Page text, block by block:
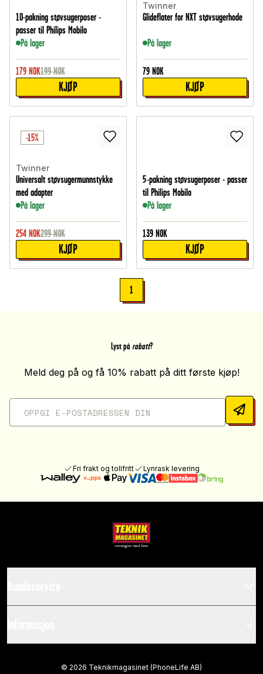
10-pakning støvsugerposer -
passer til Philips Mobilo
På lager
179 NOK199 NOK
KJØP
Twinner
Glideflater for NXT støvsugerhode
På lager
79 NOK
KJØP
-15%
Twinner
Universalt støvsugermunnstykke
med adapter
På lager
254 NOK299 NOK
KJØP
5-pakning støvsugerposer - passer
til Philips Mobilo
På lager
139 NOK
KJØP
1
Lyst på rabatt?
Meld deg på og få 10% rabatt på ditt første kjøp!
Fri frakt og tollfritt Lynrask levering
© 2026 Teknikmagasinet (PhoneLife AB)